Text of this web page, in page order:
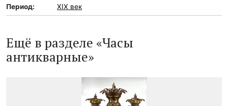
Период: XIX век
Ещё в разделе «Часы
антикварные»